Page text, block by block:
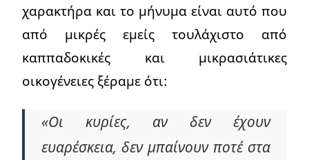
χαρακτήρα και το μήνυμα είναι αυτό που
από μικρές εμείς τουλάχιστο από
καππαδοκικές και μικρασιάτικες
οικογένειες ξέραμε ότι:
«Οι κυρίες, αν δεν έχουν
ευαρέσκεια, δεν μπαίνουν ποτέ στα